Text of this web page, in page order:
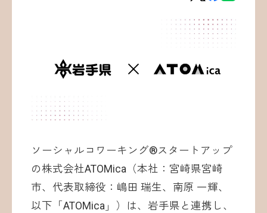
ソーシャルコワーキング®︎スタートアップ
の株式会社ATOMica（本社：宮崎県宮崎
市、代表取締役：嶋田 瑞生、南原 一輝、
以下「ATOMica」）は、岩手県と連携し、